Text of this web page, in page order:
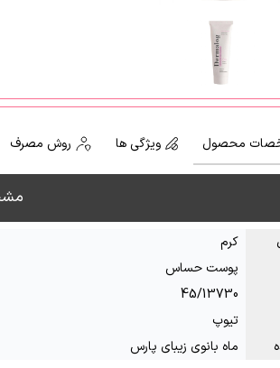
محصول ویژگی ها روش مصرف
کرم
پوست حساس
45/13730
تیوپ
ماه بانوی زیبای پارس